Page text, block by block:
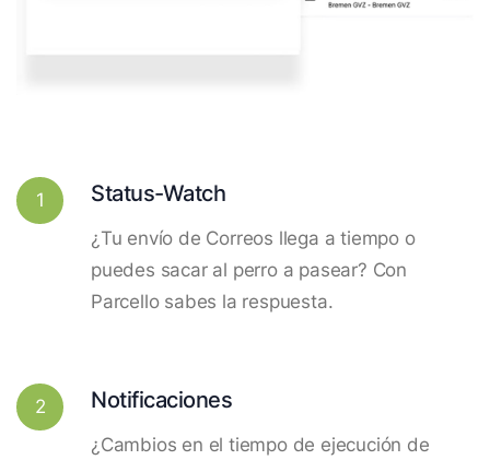
1 Status-Watch
¿Tu envío de Correos llega a tiempo o
puedes sacar al perro a pasear? Con
Parcello sabes la respuesta.
2 Notificaciones
¿Cambios en el tiempo de ejecución de